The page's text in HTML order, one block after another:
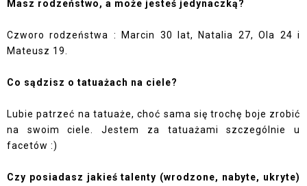
Masz rodzeństwo, a może jesteś jedynaczką?
Czworo rodzeństwa : Marcin 30 lat, Natalia 27, Ola 24 i
Mateusz 19.
Co sądzisz o tatuażach na ciele?
Lubie patrzeć na tatuaże, choć sama się trochę boje zrobić
na swoim ciele. Jestem za tatuażami szczególnie u
facetów :)
Czy posiadasz jakieś talenty (wrodzone, nabyte, ukryte)